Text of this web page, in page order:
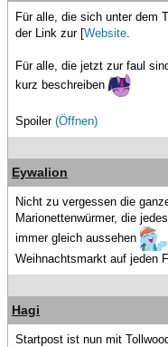
Für alle, die sich unter dem
der Link zur [Website
Für alle, die jetzt zur faul
kurz beschreiben
Spoiler (Öffnen)
Eywalion
Nicht zu vergessen die
Marionettenwürmer, die
immer gleich aussehen
Weihnachtsmarkt auf jeden
Hagi
Startpost ist nun mit